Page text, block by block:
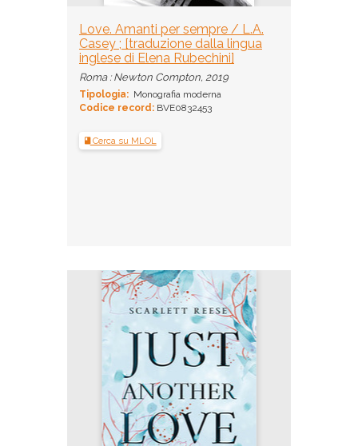
Love. Amanti per sempre / L.A.
Casey ; [traduzione dalla lingua
inglese di Elena Rubechini]
Roma : Newton Compton, 2019
Tipologia: Monografia moderna
Codice record: BVE0832453
Cerca su MLOL